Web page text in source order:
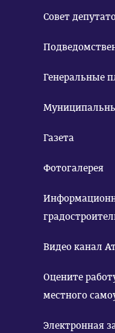
Совет
Генеральные
Газета
Фотогалерея
Видео канал
Оцените
местного
Электронная